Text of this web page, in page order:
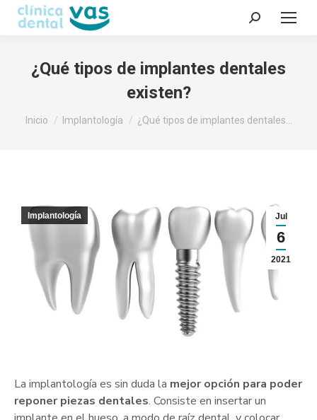
Buscar:
¿Qué tipos de implantes dentales
existen?
Estás aquí:
Inicio Implantología ¿Qué tipos de implantes dentales…
Jul
6
2021
Implantología
La implantología es sin duda la mejor opción para poder
reponer piezas dentales. Consiste en insertar un